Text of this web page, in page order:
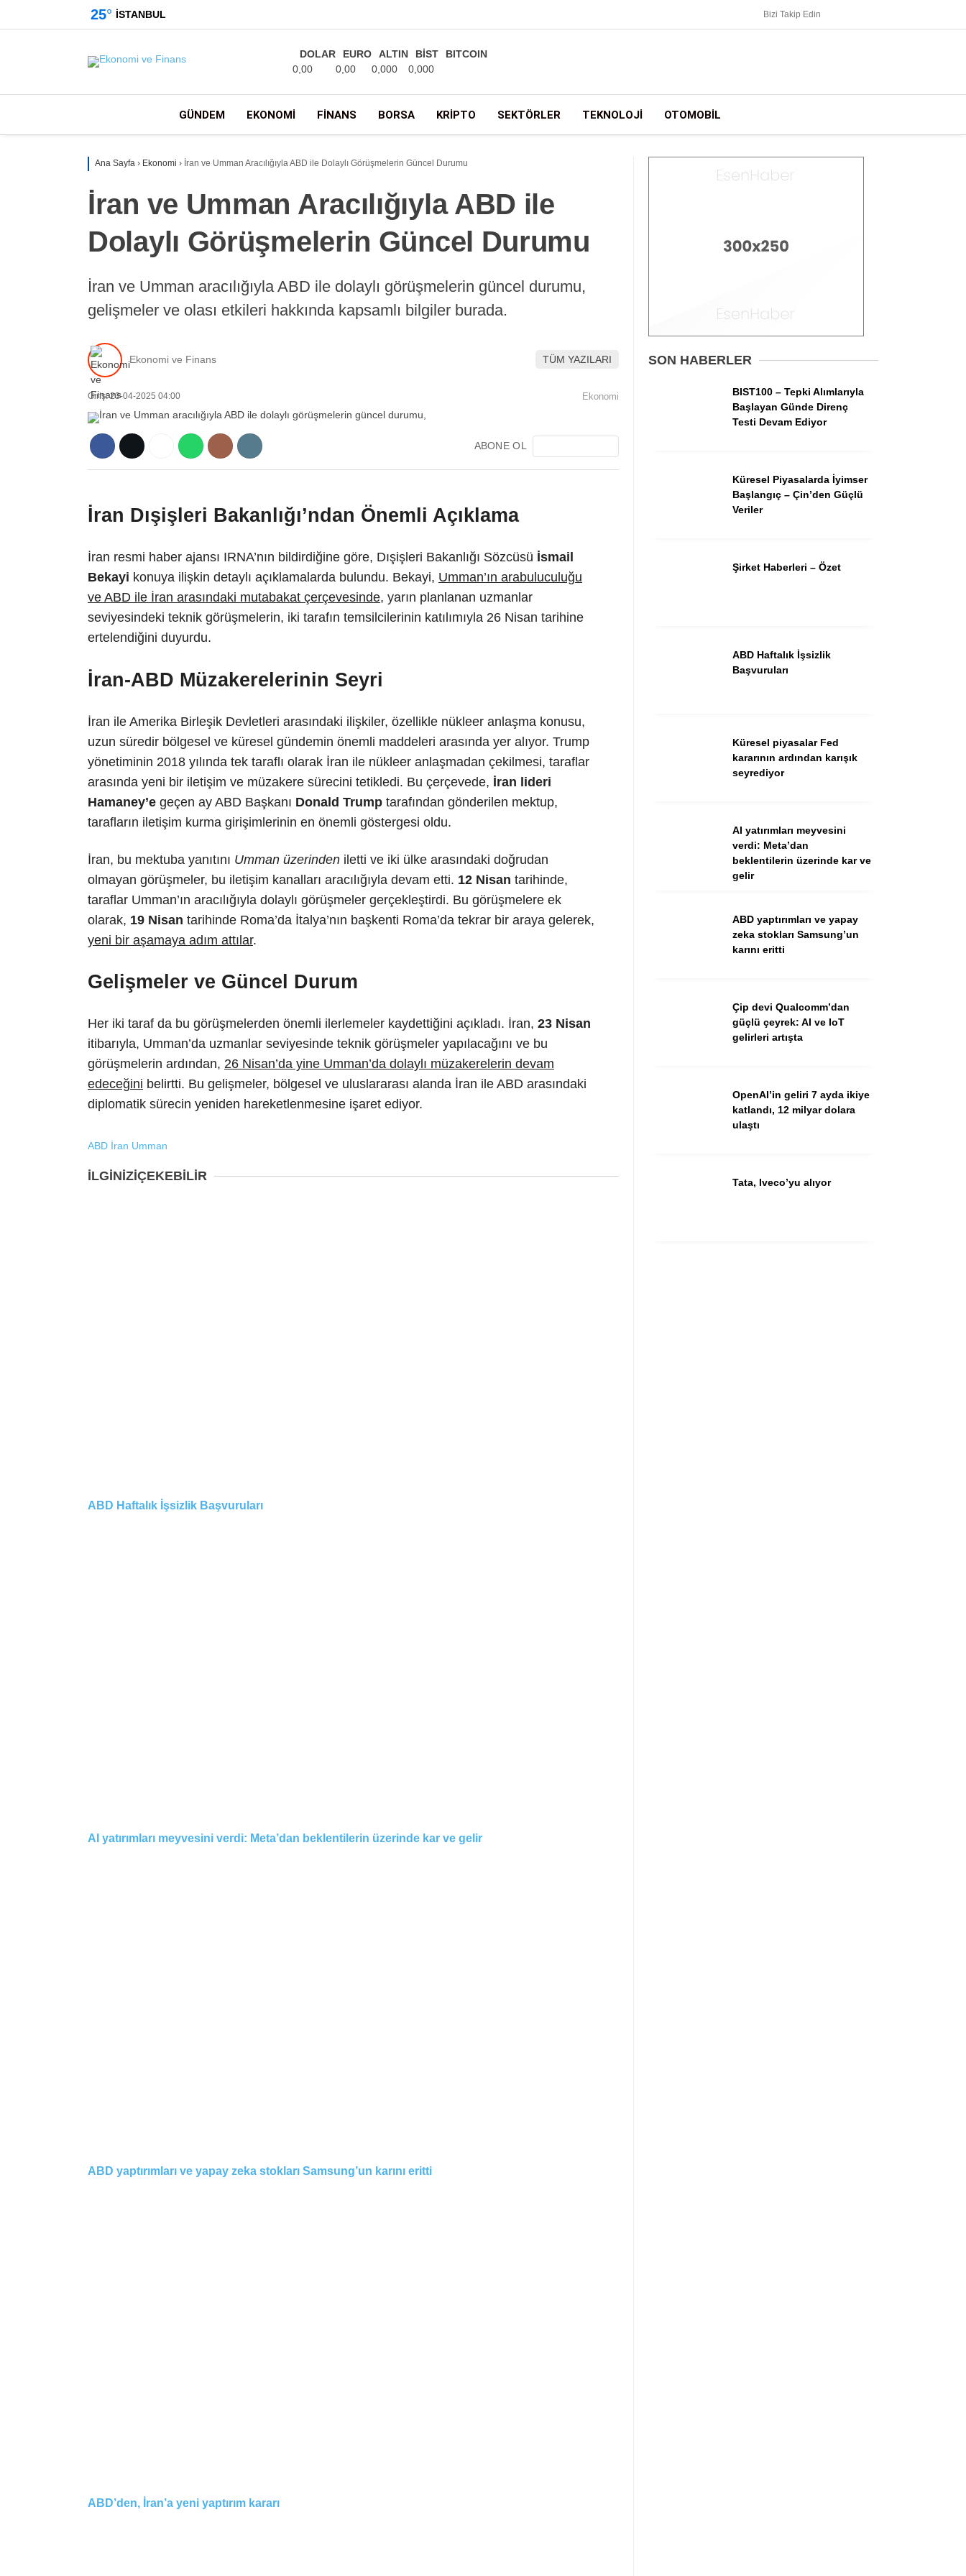
Gündem
Ekonomi
Borsa
Spor
Kripto
Facebook
25° İSTANBUL Bizi Takip Edin
DOLAR
0,00
EURO
0,00
ALTIN
0,000
BİST
0,000
BITCOIN
GÜNDEM EKONOMI FINANS BORSA KRIPTO SEKTÖRLER TEKNOLOJI OTOMOBIL
Ana Sayfa › Ekonomi › İran ve Umman Aracılığıyla ABD ile Dolaylı Görüşmelerin Güncel Durumu
İran ve Umman Aracılığıyla ABD ile
Dolaylı Görüşmelerin Güncel Durumu
İran ve Umman aracılığıyla ABD ile dolaylı görüşmelerin güncel durumu,
gelişmeler ve olası etkileri hakkında kapsamlı bilgiler burada.
Ekonomi ve Finans TÜM YAZILARI
Giriş: 23-04-2025 04:00 Ekonomi
ABONE OL
İran Dışişleri Bakanlığı’ndan Önemli Açıklama
İran resmi haber ajansı IRNA’nın bildirdiğine göre, Dışişleri Bakanlığı Sözcüsü İsmail
Bekayi konuya ilişkin detaylı açıklamalarda bulundu. Bekayi, Umman’ın arabuluculuğu
ve ABD ile İran arasındaki mutabakat çerçevesinde, yarın planlanan uzmanlar
seviyesindeki teknik görüşmelerin, iki tarafın temsilcilerinin katılımıyla 26 Nisan tarihine
ertelendiğini duyurdu.
İran-ABD Müzakerelerinin Seyri
İran ile Amerika Birleşik Devletleri arasındaki ilişkiler, özellikle nükleer anlaşma konusu,
uzun süredir bölgesel ve küresel gündemin önemli maddeleri arasında yer alıyor. Trump
yönetiminin 2018 yılında tek taraflı olarak İran ile nükleer anlaşmadan çekilmesi, taraflar
arasında yeni bir iletişim ve müzakere sürecini tetikledi. Bu çerçevede, İran lideri
Hamaney’e geçen ay ABD Başkanı Donald Trump tarafından gönderilen mektup,
tarafların iletişim kurma girişimlerinin en önemli göstergesi oldu.
İran, bu mektuba yanıtını Umman üzerinden iletti ve iki ülke arasındaki doğrudan
olmayan görüşmeler, bu iletişim kanalları aracılığıyla devam etti. 12 Nisan tarihinde,
taraflar Umman’ın aracılığıyla dolaylı görüşmeler gerçekleştirdi. Bu görüşmelere ek
olarak, 19 Nisan tarihinde Roma’da İtalya’nın başkenti Roma’da tekrar bir araya gelerek,
yeni bir aşamaya adım attılar.
Gelişmeler ve Güncel Durum
Her iki taraf da bu görüşmelerden önemli ilerlemeler kaydettiğini açıkladı. İran, 23 Nisan
itibarıyla, Umman’da uzmanlar seviyesinde teknik görüşmeler yapılacağını ve bu
görüşmelerin ardından, 26 Nisan’da yine Umman’da dolaylı müzakerelerin devam
edeceğini belirtti. Bu gelişmeler, bölgesel ve uluslararası alanda İran ile ABD arasındaki
diplomatik sürecin yeniden hareketlenmesine işaret ediyor.
ABD İran Umman
İLGİNİZİÇEKEBİLİR
ABD Haftalık İşsizlik Başvuruları
AI yatırımları meyvesini verdi: Meta’dan beklentilerin üzerinde kar ve gelir
ABD yaptırımları ve yapay zeka stokları Samsung’un karını eritti
ABD’den, İran’a yeni yaptırım kararı
SON HABERLER
BIST100 – Tepki Alımlarıyla
Başlayan Günde Direnç
Testi Devam Ediyor
Küresel Piyasalarda İyimser
Başlangıç – Çin’den Güçlü
Veriler
Şirket Haberleri – Özet
ABD Haftalık İşsizlik
Başvuruları
Küresel piyasalar Fed
kararının ardından karışık
seyrediyor
AI yatırımları meyvesini
verdi: Meta’dan
beklentilerin üzerinde kar ve
gelir
ABD yaptırımları ve yapay
zeka stokları Samsung’un
karını eritti
Çip devi Qualcomm’dan
güçlü çeyrek: AI ve IoT
gelirleri artışta
OpenAI’in geliri 7 ayda ikiye
katlandı, 12 milyar dolara
ulaştı
Tata, Iveco’yu alıyor